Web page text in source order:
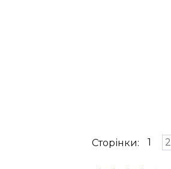
Сторінки: 1 2